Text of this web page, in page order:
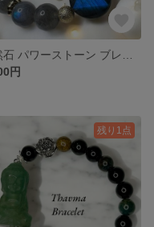
円
残り1点